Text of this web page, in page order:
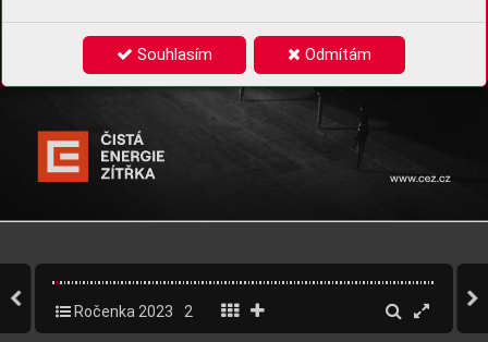
Souhlasím Odmítám
Ročenka 2023 2